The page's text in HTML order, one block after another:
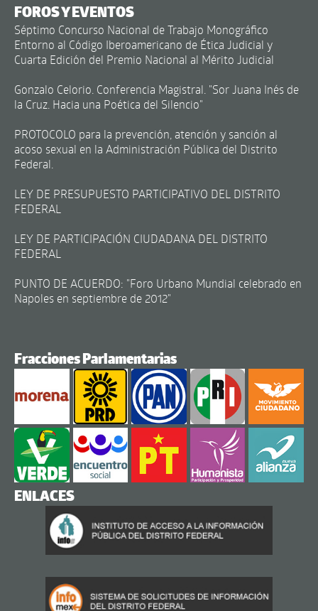
FOROS Y EVENTOS
Séptimo Concurso Nacional de Trabajo Monográfico
Entorno al Código Iberoamericano de Ética Judicial y
Cuarta Edición del Premio Nacional al Mérito Judicial
Gonzalo Celorio. Conferencia Magistral. "Sor Juana Inés de
la Cruz. Hacia una Poética del Silencio"
PROTOCOLO para la prevención, atención y sanción al
acoso sexual en la Administración Pública del Distrito
Federal.
LEY DE PRESUPUESTO PARTICIPATIVO DEL DISTRITO
FEDERAL
LEY DE PARTICIPACIÓN CIUDADANA DEL DISTRITO
FEDERAL
PUNTO DE ACUERDO: "Foro Urbano Mundial celebrado en
Napoles en septiembre de 2012"
Fracciones Parlamentarias
ENLACES